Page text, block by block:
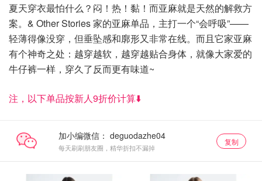
夏天穿衣最怕什么？闷！热！黏！而亚麻就是天然的解救方
案。& Other Stories 家的亚麻单品，主打一个“会呼吸”——
轻薄得像没穿，但垂坠感和廓形又非常在线。而且它家亚麻
有个神奇之处：越穿越软，越穿越贴合身体，就像大家爱的
牛仔裤一样，穿久了反而更有味道~
注，以下单品按新人9折价计算⬇️
加小编微信：
每天刷刷朋友圈，精华折扣不漏掉
复制